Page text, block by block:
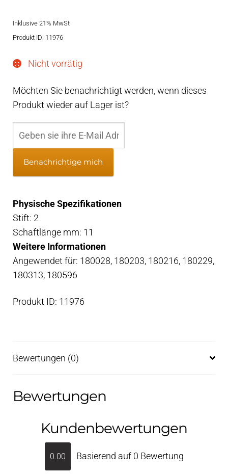
Inklusive 21% MwSt
Produkt ID: 11976
Nicht vorrätig
Möchten Sie benachrichtigt werden, wenn dieses
Produkt wieder auf Lager ist?
Benachrichtige mich
Physische Spezifikationen
Stift: 2
Schaftlänge mm: 11
Weitere Informationen
Angewendet für: 180028, 180203, 180216, 180229,
180313, 180596
Produkt ID: 11976
Bewertungen (0)
Bewertungen
Kundenbewertungen
0.00 Basierend auf 0 Bewertung